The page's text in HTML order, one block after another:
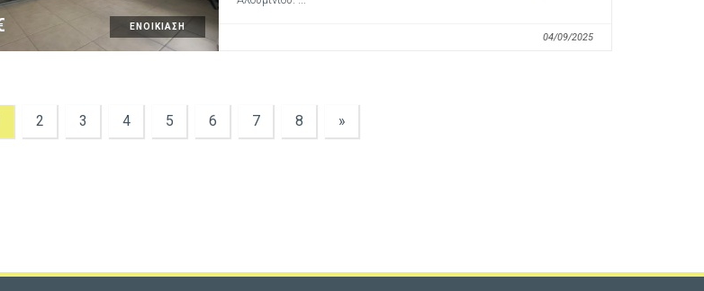
ΕΝΟΙΚΙΑΣΗ
04/09/2025
2 3 4 5 6 7 8 »